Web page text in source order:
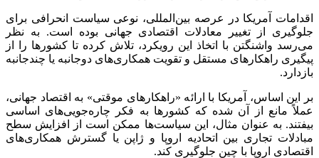
اقدامات آمریکا در عرصه بین‌المللی، نوعی سیاست انحرافی برای
جلوگیری از تغییر معادلات اقتصادی جهانی بوده است. به نظر
می‌رسد واشنگتن با اتخاذ این رویکرد، تلاش کرده تا کشورها را از
پیگیری راهکارهای مستقل و تقویت همکاری‌های دوجانبه یا چندجانبه
بازدارد.
بر این اساس، آمریکا با ارائه «راهکارهای موقتی» به اقتصاد جهانی،
عملاً مانع از آن شده که کشورها به فکر چاره‌جویی‌های اساسی
بیفتند. به عنوان مثال، این سیاست‌ها ممکن است از افزایش سطح
مبادلات تجاری بین اتحادیه اروپا و ژاپن یا گسترش همکاری‌های
اقتصادی اروپا با چین جلوگیری کند.